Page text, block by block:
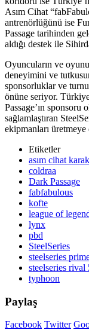
Asım Cihat
antrenörlüğünü ise
Passage tarihinden
aldığı destek ile
Oyuncuların ve
deneyimini ve
sponsorluklar ve
önüne seriyor.
Passage’ın
sağlamlaştıran
ekipmanları
Etiketler
asım cihat
coldraa
Dark Passage
fabfabulous
kofte
league of
lynx
pbd
SteelSeries
steelseries
steelseries rival
typhoon
Paylaş
Facebook Twitter